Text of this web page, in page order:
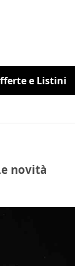
e Listini
novità